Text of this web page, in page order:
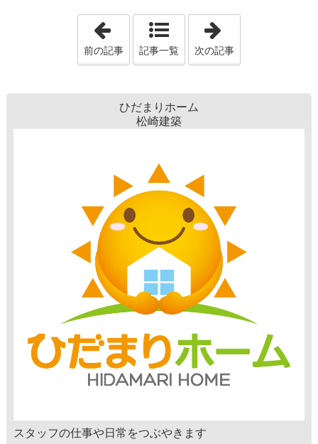
「不動産売買契約後の変更など。」
前の記事 記事一覧 次の記事
ひだまりホーム
松崎建築
スタッフの仕事や日常をつぶやきます